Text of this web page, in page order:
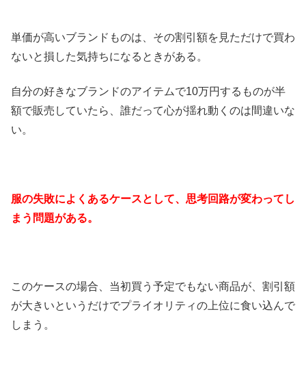
単価が高いブランドものは、その割引額を見ただけで買わ
ないと損した気持ちになるときがある。
自分の好きなブランドのアイテムで10万円するものが半
額で販売していたら、誰だって心が揺れ動くのは間違いな
い。
服の失敗によくあるケースとして、思考回路が変わってし
まう問題がある。
このケースの場合、当初買う予定でもない商品が、割引額
が大きいというだけでプライオリティの上位に食い込んで
しまう。